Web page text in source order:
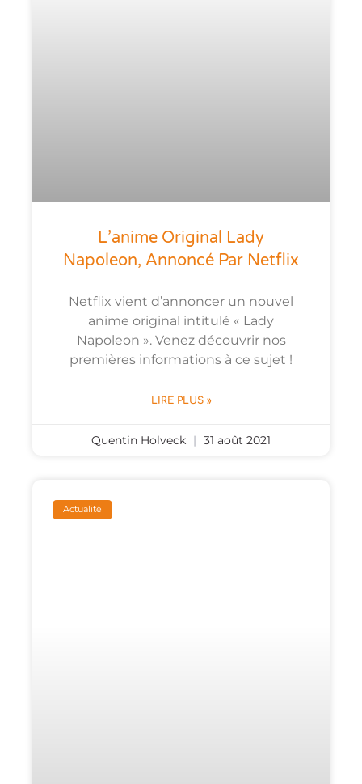
L’anime Original Lady
Napoleon, Annoncé Par Netflix
Netflix vient d’annoncer un nouvel
anime original intitulé « Lady
Napoleon ». Venez découvrir nos
premières informations à ce sujet !
LIRE PLUS »
Quentin Holveck 31 août 2021
Actualité